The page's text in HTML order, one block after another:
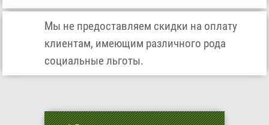
Мы не предоставляем скидки на оплату
клиентам, имеющим различного рода
социальные льготы.